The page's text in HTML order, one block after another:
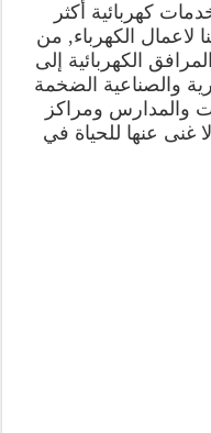
كهربائية أكثر
لاعمال الكهرباء, من
الكهربائية إلى
والصناعية الضخمة
والمدارس ومراكز
غنى عنها للحياة في